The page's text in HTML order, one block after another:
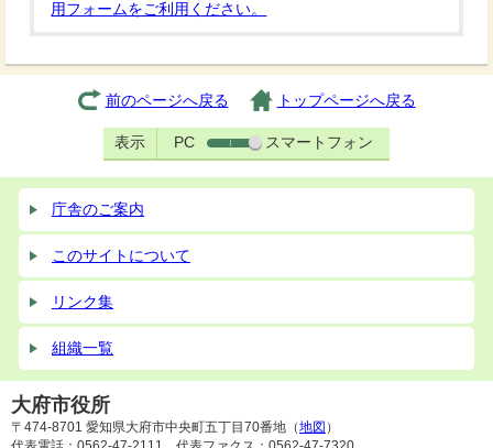
用フォームをご利用ください。
前のページへ戻る トップページへ戻る
表示 PC スマートフォン
庁舎のご案内
このサイトについて
リンク集
組織一覧
大府市役所
〒474-8701 愛知県大府市中央町五丁目70番地（地図 ）